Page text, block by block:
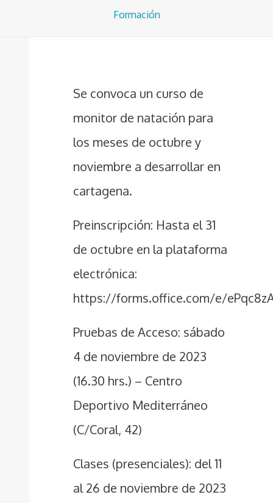
Formación
Se convoca un curso de
monitor de natación para
los meses de octubre y
noviembre a desarrollar en
cartagena.
Preinscripción: Hasta el 31
de octubre en la plataforma
electrónica:
https://forms.office.com/e/
Pruebas de Acceso: sábado
4 de noviembre de 2023
(16.30 hrs.) – Centro
Deportivo Mediterráneo
(C/Coral, 42)
Clases (presenciales): del 11
al 26 de noviembre de 2023